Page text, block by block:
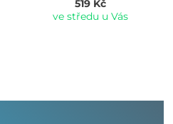
519 Kč
ve středu u Vás